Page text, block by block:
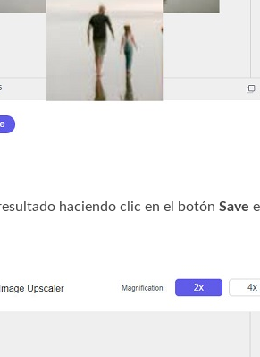
haciendo clic en el botón Save